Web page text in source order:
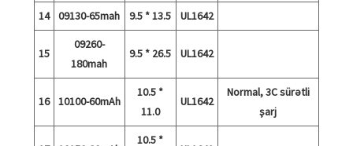
14 09130-65mah 9.5 * 13.5 UL1642
15
09260-
180mah
9.5 * 26.5 UL1642
16 10100-60mAh
10.5 *
11.0
UL1642
Normal, 3C sürətli
şarj
10.5 *